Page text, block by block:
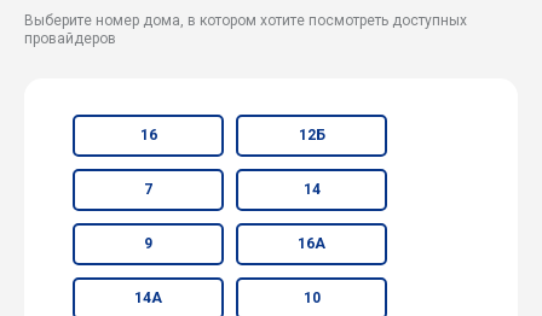
Выберите номер дома, в котором хотите посмотреть доступных
провайдеров
16 12Б
7 14
9 16А
14А 10